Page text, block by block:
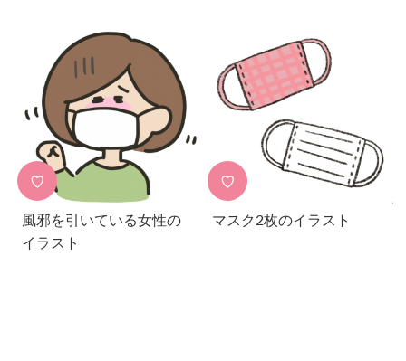
♡
風邪を引いている女性の
イラスト
♡
マスク2枚のイラスト